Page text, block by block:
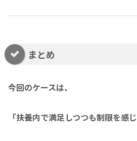
まとめ
今回のケースは、
「扶養内で満足しつつも制限を感